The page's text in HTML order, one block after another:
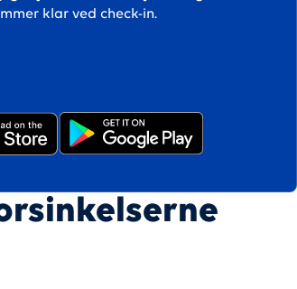
klar ved check-in.